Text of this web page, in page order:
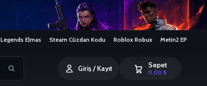
Elmas Steam Cüzdan Kodu Roblox Robux Metin2 EP
Giriş / Kayıt Sepet
0,00₺